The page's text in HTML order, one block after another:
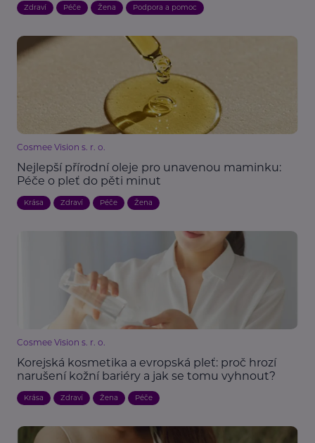
Zdraví Péče Žena Podpora a pomoc
Cosmee Vision s. r. o.
Nejlepší přírodní oleje pro unavenou maminku:
Péče o pleť do pěti minut
Krása Zdraví Péče Žena
Cosmee Vision s. r. o.
Korejská kosmetika a evropská pleť: proč hrozí
narušení kožní bariéry a jak se tomu vyhnout?
Krása Zdraví Žena Péče